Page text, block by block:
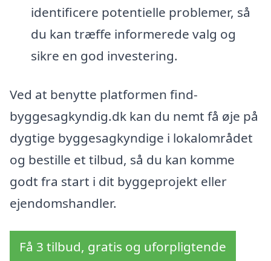
identificere potentielle problemer, så
du kan træffe informerede valg og
sikre en god investering.
Ved at benytte platformen find-
byggesagkyndig.dk kan du nemt få øje på
dygtige byggesagkyndige i lokalområdet
og bestille et tilbud, så du kan komme
godt fra start i dit byggeprojekt eller
ejendomshandler.
Få 3 tilbud, gratis og uforpligtende